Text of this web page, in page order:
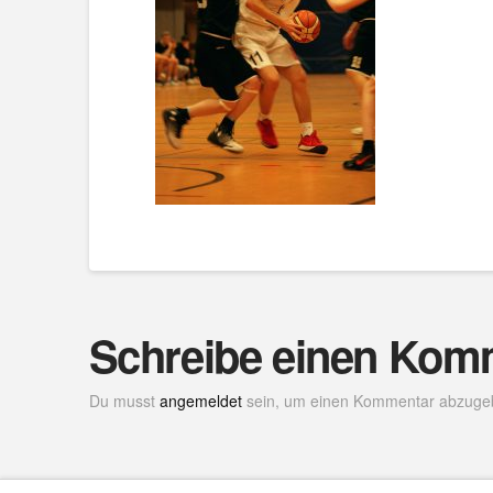
Schreibe einen
Du musst angemeldetsein, um einen Kommentar